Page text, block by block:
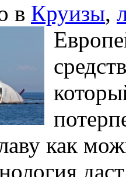
в Круизы,
как